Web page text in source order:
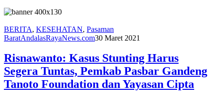
BERITA, KESEHATAN, Pasaman
BaratAndalasRayaNews.com30 Maret 2021
Risnawanto: Kasus Stunting Harus
Segera Tuntas, Pemkab Pasbar Gandeng
Tanoto Foundation dan Yayasan Cipta